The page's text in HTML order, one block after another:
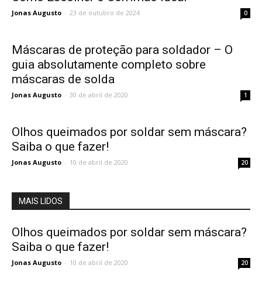
Jonas Augusto - 23 de outubro de 2024 0
Máscaras de proteção para soldador – O
guia absolutamente completo sobre
máscaras de solda
Jonas Augusto - 30 de abril de 2020 1
Olhos queimados por soldar sem máscara?
Saiba o que fazer!
Jonas Augusto - 10 de abril de 2020 20
MAIS LIDOS
Olhos queimados por soldar sem máscara?
Saiba o que fazer!
Jonas Augusto - 10 de abril de 2020 20